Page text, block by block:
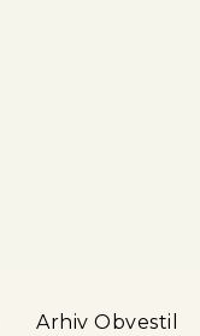
Arhiv Obvestil